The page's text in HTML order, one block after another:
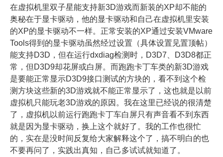
在虚拟机里双子星能支持新3D游戏而新装的XP却不能的
奥秘在于显卡驱动，他的显卡驱动和自己在虚拟机里安装
的XP的显卡驱动不一样。正常安装的XP通过安装VMware
Tools得到的显卡驱动虽然经过设置（具体设置见置顶帖）
能支持D3D，但在运行dxdiag检测时，D3D7、D3D8都正
常，但D3D9却花屏或白屏。而跑跑卡丁车类的新3D游戏
是要能正常显示D3D9接口测试的方块的，看不到这个检
测方块这些新的3D游戏就不能正常显示了，这也就是以前
虚拟机只能玩老3D游戏的原因。我在这里已经说的很清楚
了，虚拟机以前运行跑跑卡丁车白屏只有声音看不到东西
就是因为显卡驱动，换上这个就好了。我的工作也很忙
的，实在是没时间反复给大家解释这个了，搞不明白的也
不要再问了，实践出真知，自己多试试就知道了。